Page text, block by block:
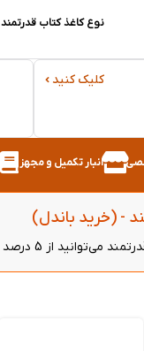
نوع کاغذ کتاب قدرتمند
کلیک کنید
انبار تکمیل و مجهز
- (خرید باندل)
هر دو کتاب بهره‌مند شوید.